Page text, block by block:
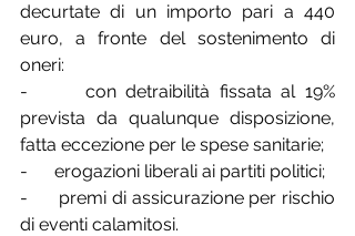
decurtate di un importo pari a 440
euro, a fronte del sostenimento di
oneri:
-      con detraibilità fissata al 19%
prevista da qualunque disposizione,
fatta eccezione per le spese sanitarie;
-      erogazioni liberali ai partiti politici;
-      premi di assicurazione per rischio
di eventi calamitosi.